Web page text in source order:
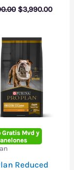
El
precio
$4,590.00.
$3,990.00El
precio
Gratis Mvd y
Reduced